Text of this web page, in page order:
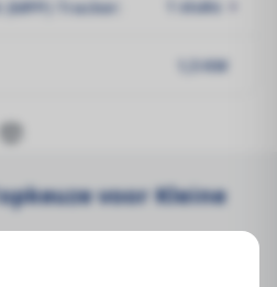
Tracker: 1 stuks
1,5 KW
voor Kleine
omvormer voor kleine PV-